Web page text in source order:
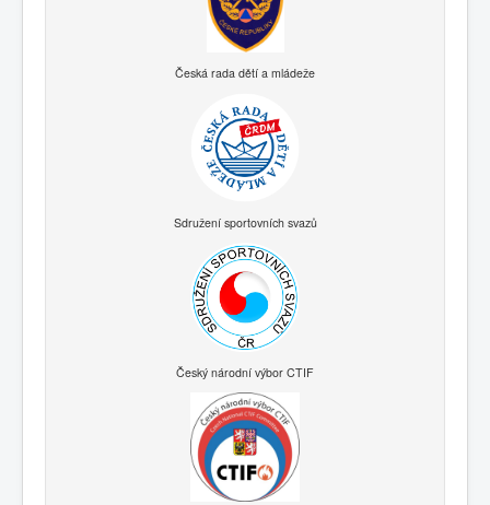
Česká rada dětí a mládeže
Sdružení sportovních svazů
Český národní výbor CTIF